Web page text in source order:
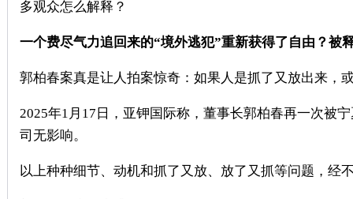
多观众怎么解释？
一个费尽气力追回来的“境外逃犯”重新获得了自由？被
郭柏春案真是让人拍案惊奇：如果人是抓了又放出来，
2025年1 月 17 日，亚钾国际称，董事长郭柏春再一次被
司无影响。
以上种种细节、动机和抓了又放、放了又抓等问题，经